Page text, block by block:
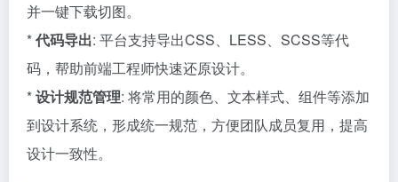
并一键下载切图。
*代码导出: 平台支持导出CSS、LESS、SCSS等代
码，帮助前端工程师快速还原设计。
*设计规范管理: 将常用的颜色、文本样式、组件等添加
到设计系统，形成统一规范，方便团队成员复用，提高
设计一致性。